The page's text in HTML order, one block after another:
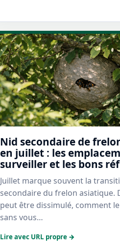
Nid secondaire de
en juillet : les
surveiller et les bons
Juillet marque souvent la
secondaire du frelon asiatique.
peut être dissimulé, comment
sans vous…
Lire avec URL propre →